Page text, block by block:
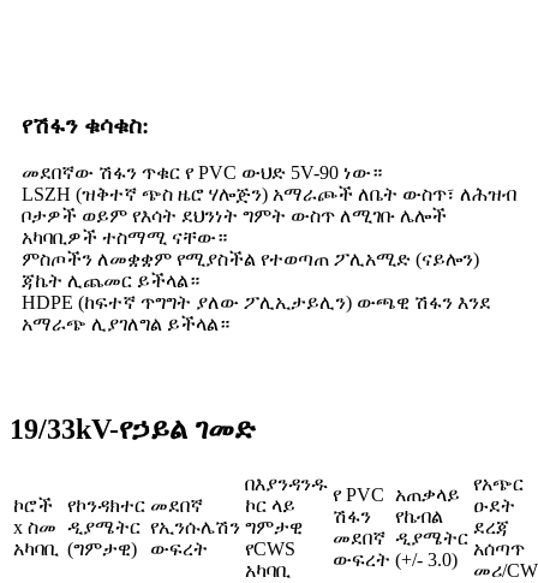
የሽፋን ቁሳቁስ:
መደበኛው ሽፋን ጥቁር የ PVC ውህድ 5V-90 ነው።
LSZH (ዝቅተኛ ጭስ ዜሮ ሃሎጅን) አማራጮች ለቤት ውስጥ፣ ለሕዝብ
ቦታዎች ወይም የእሳት ደህንነት ግምት ውስጥ ለሚገቡ ሌሎች
አካባቢዎች ተስማሚ ናቸው።
ምስጦችን ለመቋቋም የሚያስችል የተወጣጠ ፖሊአሚድ (ናይሎን)
ጃኬት ሊጨመር ይችላል።
HDPE (ከፍተኛ ጥግግት ያለው ፖሊኢታይሊን) ውጫዊ ሽፋን እንደ
አማራጭ ሊያገለግል ይችላል።
19/33kV-የኃይል ገመድ
ኮሮች
x ስመ
አካባቢ
የኮንዳክተር
ዲያሜትር
(ግምታዊ)
መደበኛ
የኢንሱሌሽን
ውፍረት
በእያንዳንዱ
ኮር ላይ
ግምታዊ
የCWS
አካባቢ
የ PVC
ሽፋን
መደበኛ
ውፍረት
አጠቃላይ
የኬብል
ዲያሜትር
(+/- 3.0)
የአጭር
ዑደት
ደረጃ
አሰጣጥ
መሪ/